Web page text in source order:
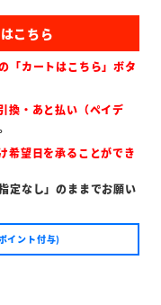
「カートはこちら」ボタ
換・あと払い（ペイデ
希望日を承ることができ
定なし」のままでお願い
イント付与)